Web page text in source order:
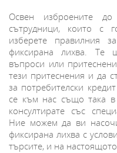
Освен изброените
сътрудници, които с
изберете правилния
фиксирана лихва. Те
въпроси или
тези притеснения и да
за потребителски
се към нас също така в
консултирате със
Ние можем да ви
фиксирана лихва с
търсите, и на